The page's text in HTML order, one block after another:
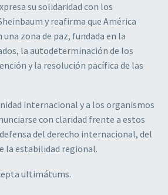
su solidaridad con los
y reafirma que América
zona de paz, fundada en la
la autodeterminación de los
y la resolución pacífica de las
internacional y a los organismos
con claridad frente a estos
del derecho internacional, del
la estabilidad regional.
ultimátums.